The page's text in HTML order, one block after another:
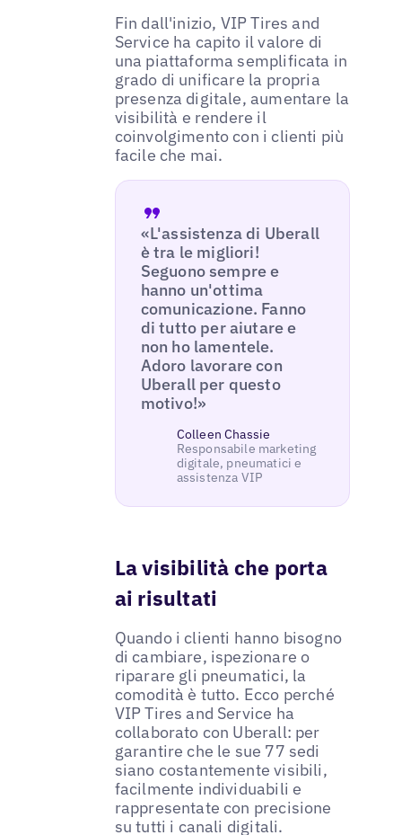
Fin dall'inizio, VIP Tires and
Service ha capito il valore di
una piattaforma semplificata in
grado di unificare la propria
presenza digitale, aumentare la
visibilità e rendere il
coinvolgimento con i clienti più
facile che mai.
«L'assistenza di Uberall
è tra le migliori!
Seguono sempre e
hanno un'ottima
comunicazione. Fanno
di tutto per aiutare e
non ho lamentele.
Adoro lavorare con
Uberall per questo
motivo!»
Colleen Chassie
Responsabile marketing
digitale, pneumatici e
assistenza VIP
La visibilità che porta
ai risultati
Quando i clienti hanno bisogno
di cambiare, ispezionare o
riparare gli pneumatici, la
comodità è tutto. Ecco perché
VIP Tires and Service ha
collaborato con Uberall: per
garantire che le sue 77 sedi
siano costantemente visibili,
facilmente individuabili e
rappresentate con precisione
su tutti i canali digitali.